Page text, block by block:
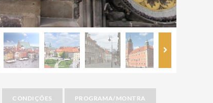
CONDIÇÕES PROGRAMA/MONTRA